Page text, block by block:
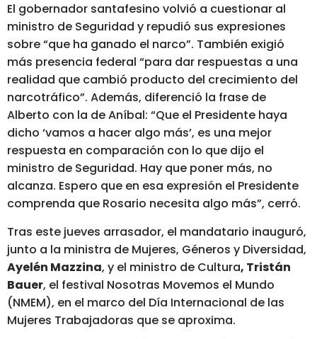
El gobernador santafesino volvió a cuestionar al
ministro de Seguridad y repudió sus expresiones
sobre “que ha ganado el narco”. También exigió
más presencia federal “para dar respuestas a una
realidad que cambió producto del crecimiento del
narcotráfico”. Además, diferenció la frase de
Alberto con la de Aníbal: “Que el Presidente haya
dicho ‘vamos a hacer algo más’, es una mejor
respuesta en comparación con lo que dijo el
ministro de Seguridad. Hay que poner más, no
alcanza. Espero que en esa expresión el Presidente
comprenda que Rosario necesita algo más”, cerró.
Tras este jueves arrasador, el mandatario inauguró,
junto a la ministra de Mujeres, Géneros y Diversidad,
Ayelén Mazzina, y el ministro de Cultura, Tristán
Bauer, el festival Nosotras Movemos el Mundo
(NMEM), en el marco del Día Internacional de las
Mujeres Trabajadoras que se aproxima.